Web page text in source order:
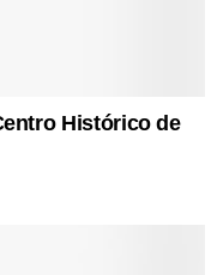
Histórico de